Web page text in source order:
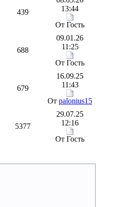
439
13:44
От Гость
688
09.01.26
11:25
От Гость
679
16.09.25
11:43
От palonius15
5377
29.07.25
12:16
От Гость